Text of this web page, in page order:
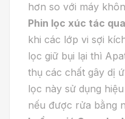
hơn so với máy
Phin lọc xúc tác
khi các lớp vi sợi
lọc giữ bụi lại thì
thụ các chất gây dị
lọc này sử dụng
nếu được rửa bằng